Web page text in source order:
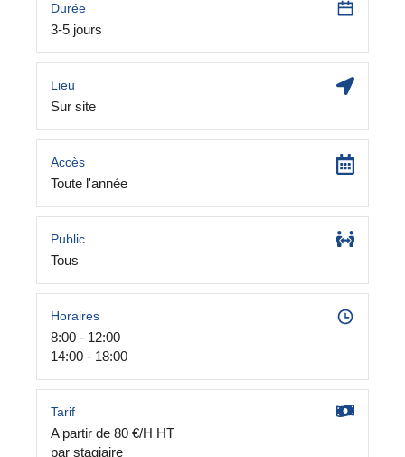
Durée
3-5 jours
Lieu
Sur site
Accès
Toute l'année
Public
Tous
Horaires
8:00 - 12:00
14:00 - 18:00
Tarif
A partir de 80 €/H HT
par stagiaire